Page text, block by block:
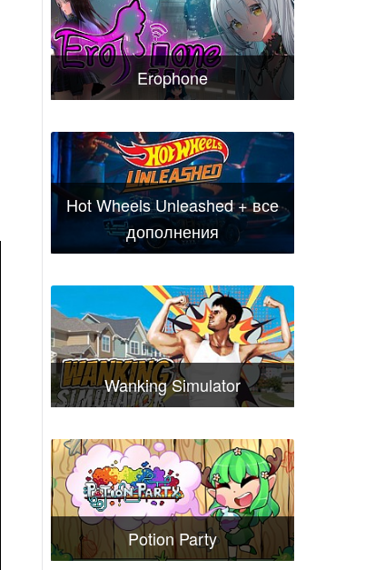
Erophone
Hot Wheels Unleashed + все
дополнения
Wanking Simulator
Potion Party